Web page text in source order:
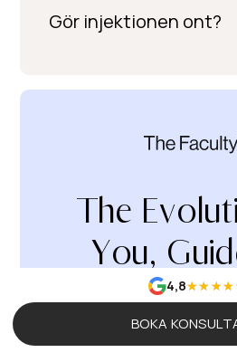
Gör injektionen ont?
The
You,
4,8
BOKA